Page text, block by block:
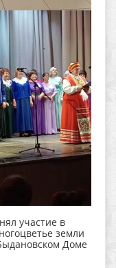
участие в
земли
Доме